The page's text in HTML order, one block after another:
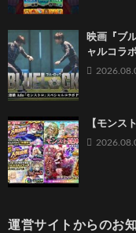
映画『ブ
ャルコラ
【モンス
運営サイトからのお